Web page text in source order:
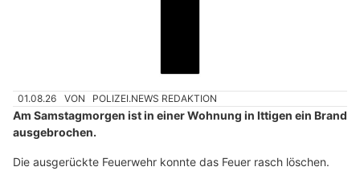
01.08.26 VON POLIZEI.NEWS REDAKTION
Am Samstagmorgen ist in einer Wohnung in Ittigen ein Brand
ausgebrochen.
Die ausgerückte Feuerwehr konnte das Feuer rasch löschen.